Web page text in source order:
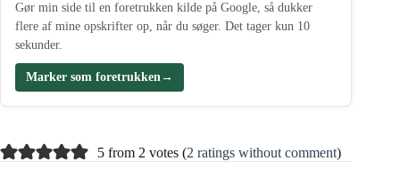
Gør min side til en foretrukken kilde på Google, så dukker
flere af mine opskrifter op, når du søger. Det tager kun 10
sekunder.
Marker som foretrukken→
5 from 2 votes (2 ratings without comment)